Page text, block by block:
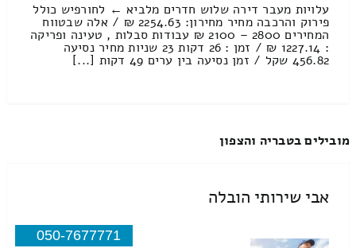
עלויות מעבר דירה שלוש חדרים מלביא ← לחורפיש כולל
פירוק והרכבה מחיר מחירון: 2254.63 ₪ / אלה שבטווח
המחירים 2800 – 2100 ₪ עבודות סבלות , טעינה ופריקה
: 1227.14 ₪ / זמן : 26 דקות 23 שניות מחיר נסיעה
456.82 שקל / זמן נסיעה בין ערים 49 דקות [...]
מובילים בטבריה והצפון
אבי שירותי הובלה
050-7677771